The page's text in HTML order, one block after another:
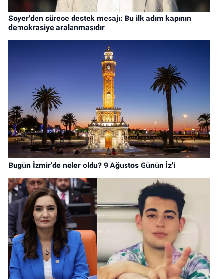
Soyer'den sürece destek mesajı: Bu ilk adım kapının
demokrasiye aralanmasıdır
Bugün İzmir’de neler oldu? 9 Ağustos Günün İz'i